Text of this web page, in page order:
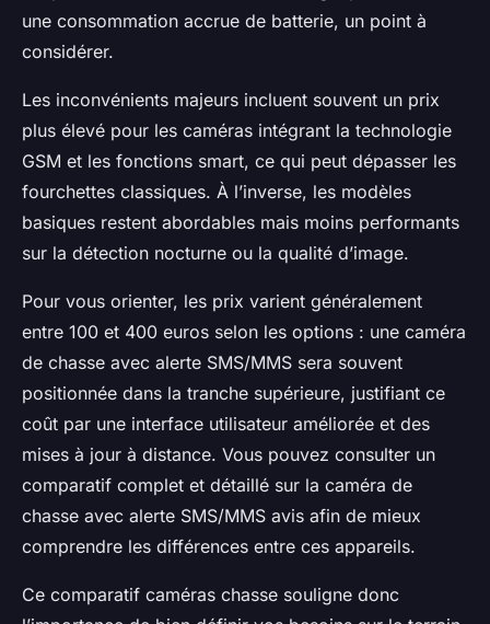
une consommation accrue de batterie, un point à
considérer.
Les inconvénients majeurs incluent souvent un prix
plus élevé pour les caméras intégrant la technologie
GSM et les fonctions smart, ce qui peut dépasser les
fourchettes classiques. À l’inverse, les modèles
basiques restent abordables mais moins performants
sur la détection nocturne ou la qualité d’image.
Pour vous orienter, les prix varient généralement
entre 100 et 400 euros selon les options : une caméra
de chasse avec alerte SMS/MMS sera souvent
positionnée dans la tranche supérieure, justifiant ce
coût par une interface utilisateur améliorée et des
mises à jour à distance. Vous pouvez consulter un
comparatif complet et détaillé sur la caméra de
chasse avec alerte SMS/MMS avis afin de mieux
comprendre les différences entre ces appareils.
Ce comparatif caméras chasse souligne donc